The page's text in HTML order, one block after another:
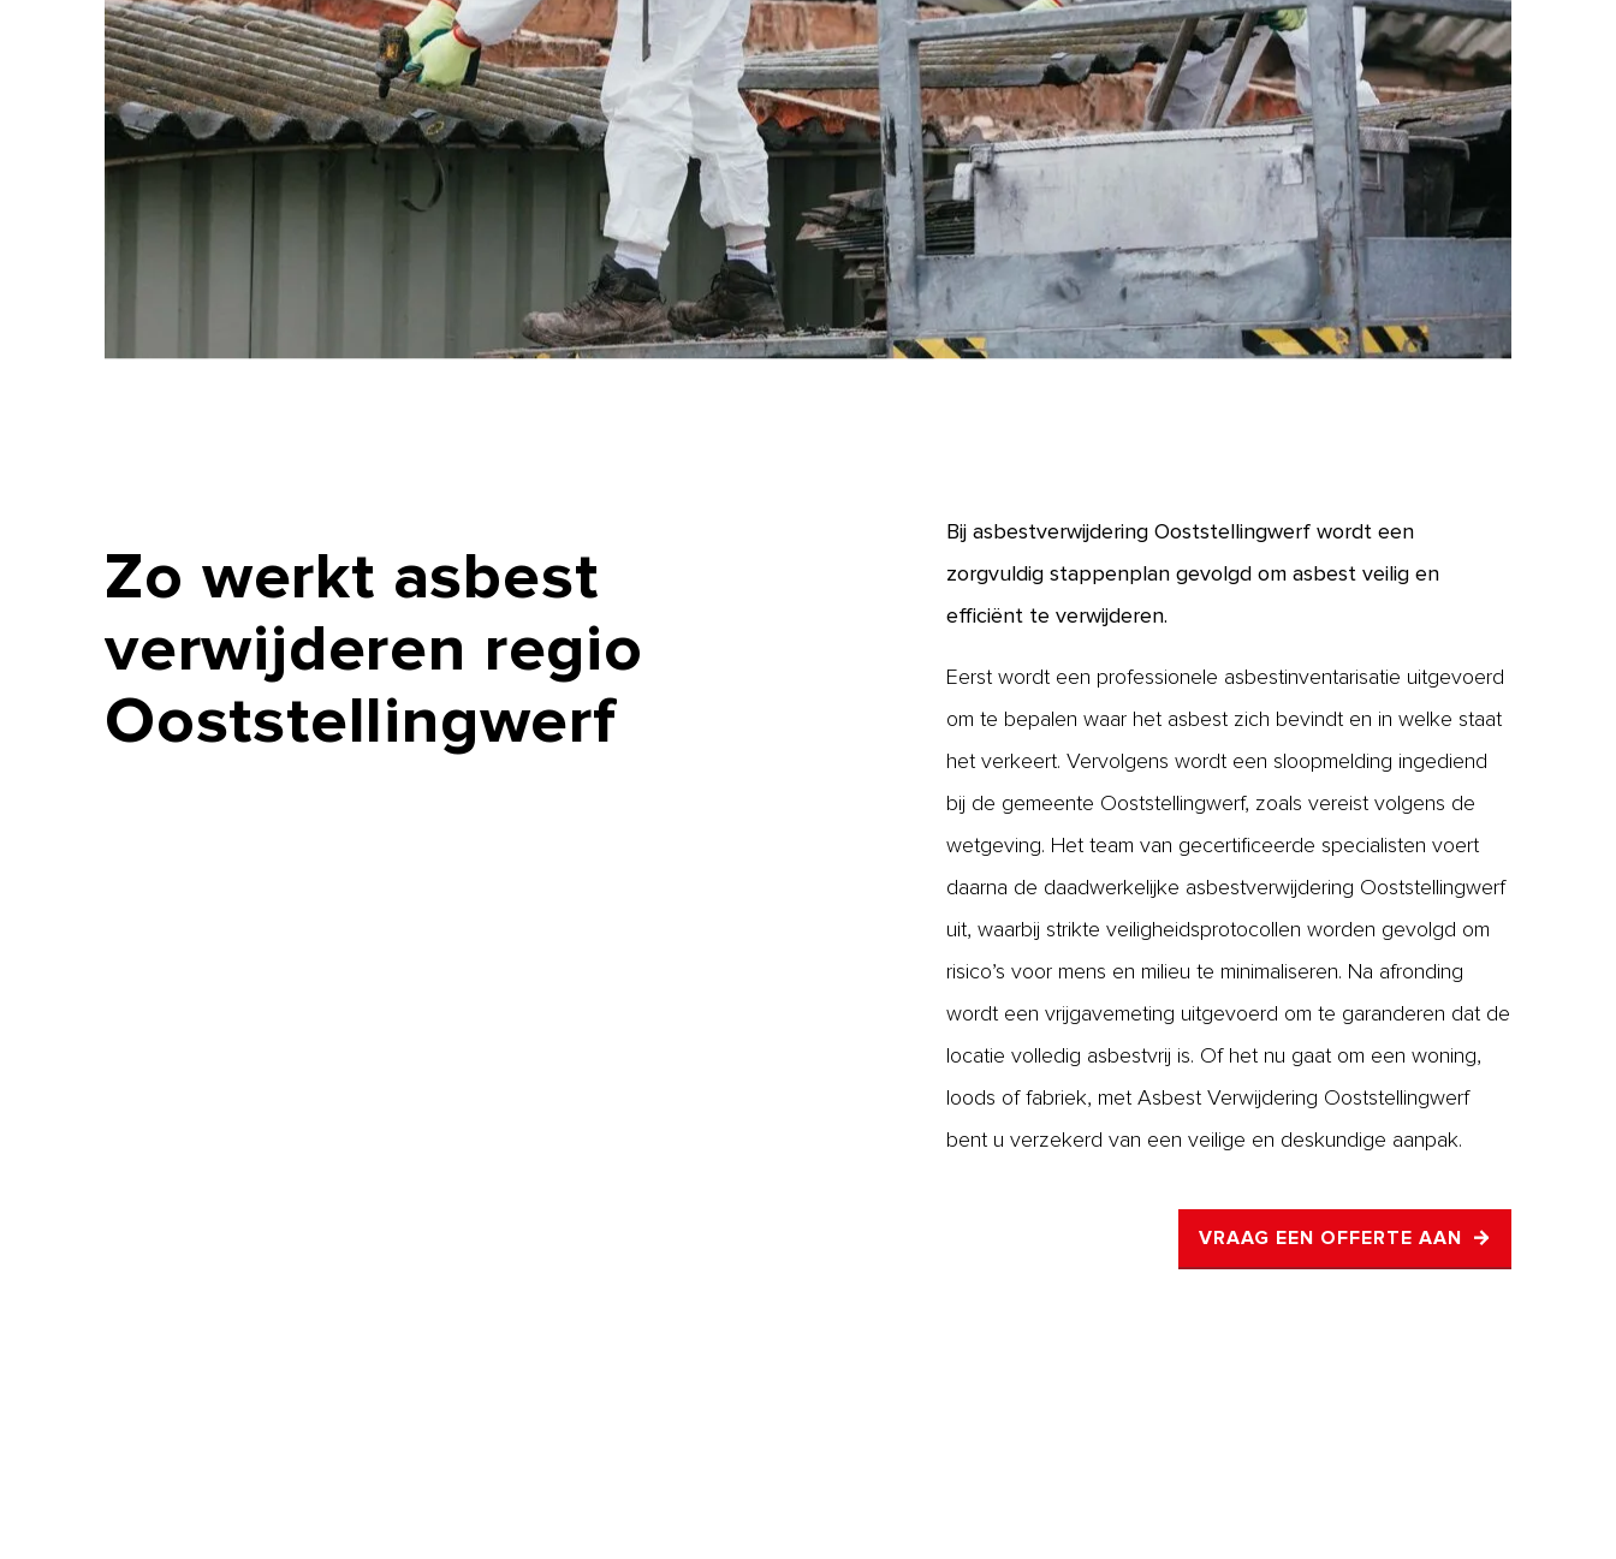
Zo werkt asbest
verwijderen regio
Ooststellingwerf
Bij asbestverwijdering Ooststellingwerf wordt een
zorgvuldig stappenplan gevolgd om asbest veilig en
efficiënt te verwijderen.
Eerst wordt een professionele asbestinventarisatie uitgevoerd
om te bepalen waar het asbest zich bevindt en in welke staat
het verkeert. Vervolgens wordt een sloopmelding ingediend
bij de gemeente Ooststellingwerf, zoals vereist volgens de
wetgeving. Het team van gecertificeerde specialisten voert
daarna de daadwerkelijke asbestverwijdering Ooststellingwerf
uit, waarbij strikte veiligheidsprotocollen worden gevolgd om
risico’s voor mens en milieu te minimaliseren. Na afronding
wordt een vrijgavemeting uitgevoerd om te garanderen dat de
locatie volledig asbestvrij is. Of het nu gaat om een woning,
loods of fabriek, met Asbest Verwijdering Ooststellingwerf
bent u verzekerd van een veilige en deskundige aanpak.
VRAAG EEN OFFERTE AAN